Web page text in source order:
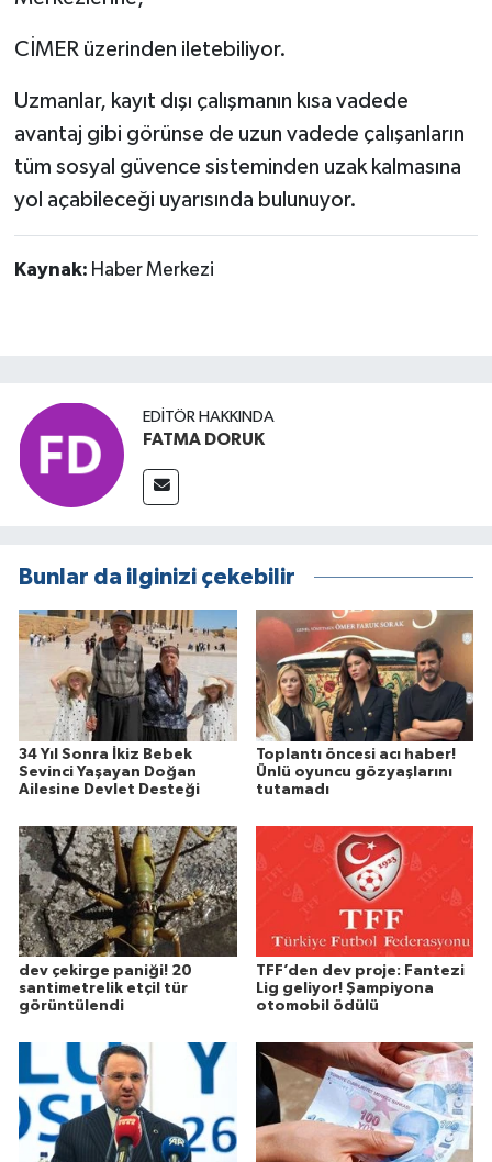
CİMER üzerinden iletebiliyor.
Uzmanlar, kayıt dışı çalışmanın kısa vadede
avantaj gibi görünse de uzun vadede çalışanların
tüm sosyal güvence sisteminden uzak kalmasına
yol açabileceği uyarısında bulunuyor.
Kaynak: Haber Merkezi
EDITÖR HAKKINDA
FATMA DORUK
Bunlar da ilginizi çekebilir
34 Yıl Sonra İkiz Bebek
Sevinci Yaşayan Doğan
Ailesine Devlet Desteği
Toplantı öncesi acı haber!
Ünlü oyuncu gözyaşlarını
tutamadı
dev çekirge paniği! 20
santimetrelik etçil tür
görüntülendi
TFF’den dev proje: Fantezi
Lig geliyor! Şampiyona
otomobil ödülü